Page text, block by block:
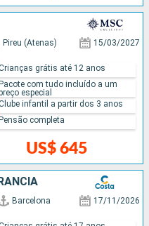
Pireu (Atenas) 15/03/2027
US$ 645
grátis até 12 anos
Pacote com tudo incluído a um
especial
infantil a partir dos 3 anos
completa
Barcelona 17/11/2026